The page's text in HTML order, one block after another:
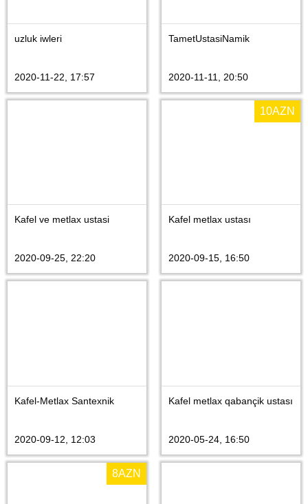
uzluk iwleri
2020-11-22, 17:57
TametUstasiNamik
2020-11-11, 20:50
Kafel ve metlax ustasi
2020-09-25, 22:20
10AZN
Kafel metlax ustası
2020-09-15, 16:50
Kafel-Metlax Santexnik
2020-09-12, 12:03
Kafel metlax qabançik ustası
2020-05-24, 16:50
8AZN